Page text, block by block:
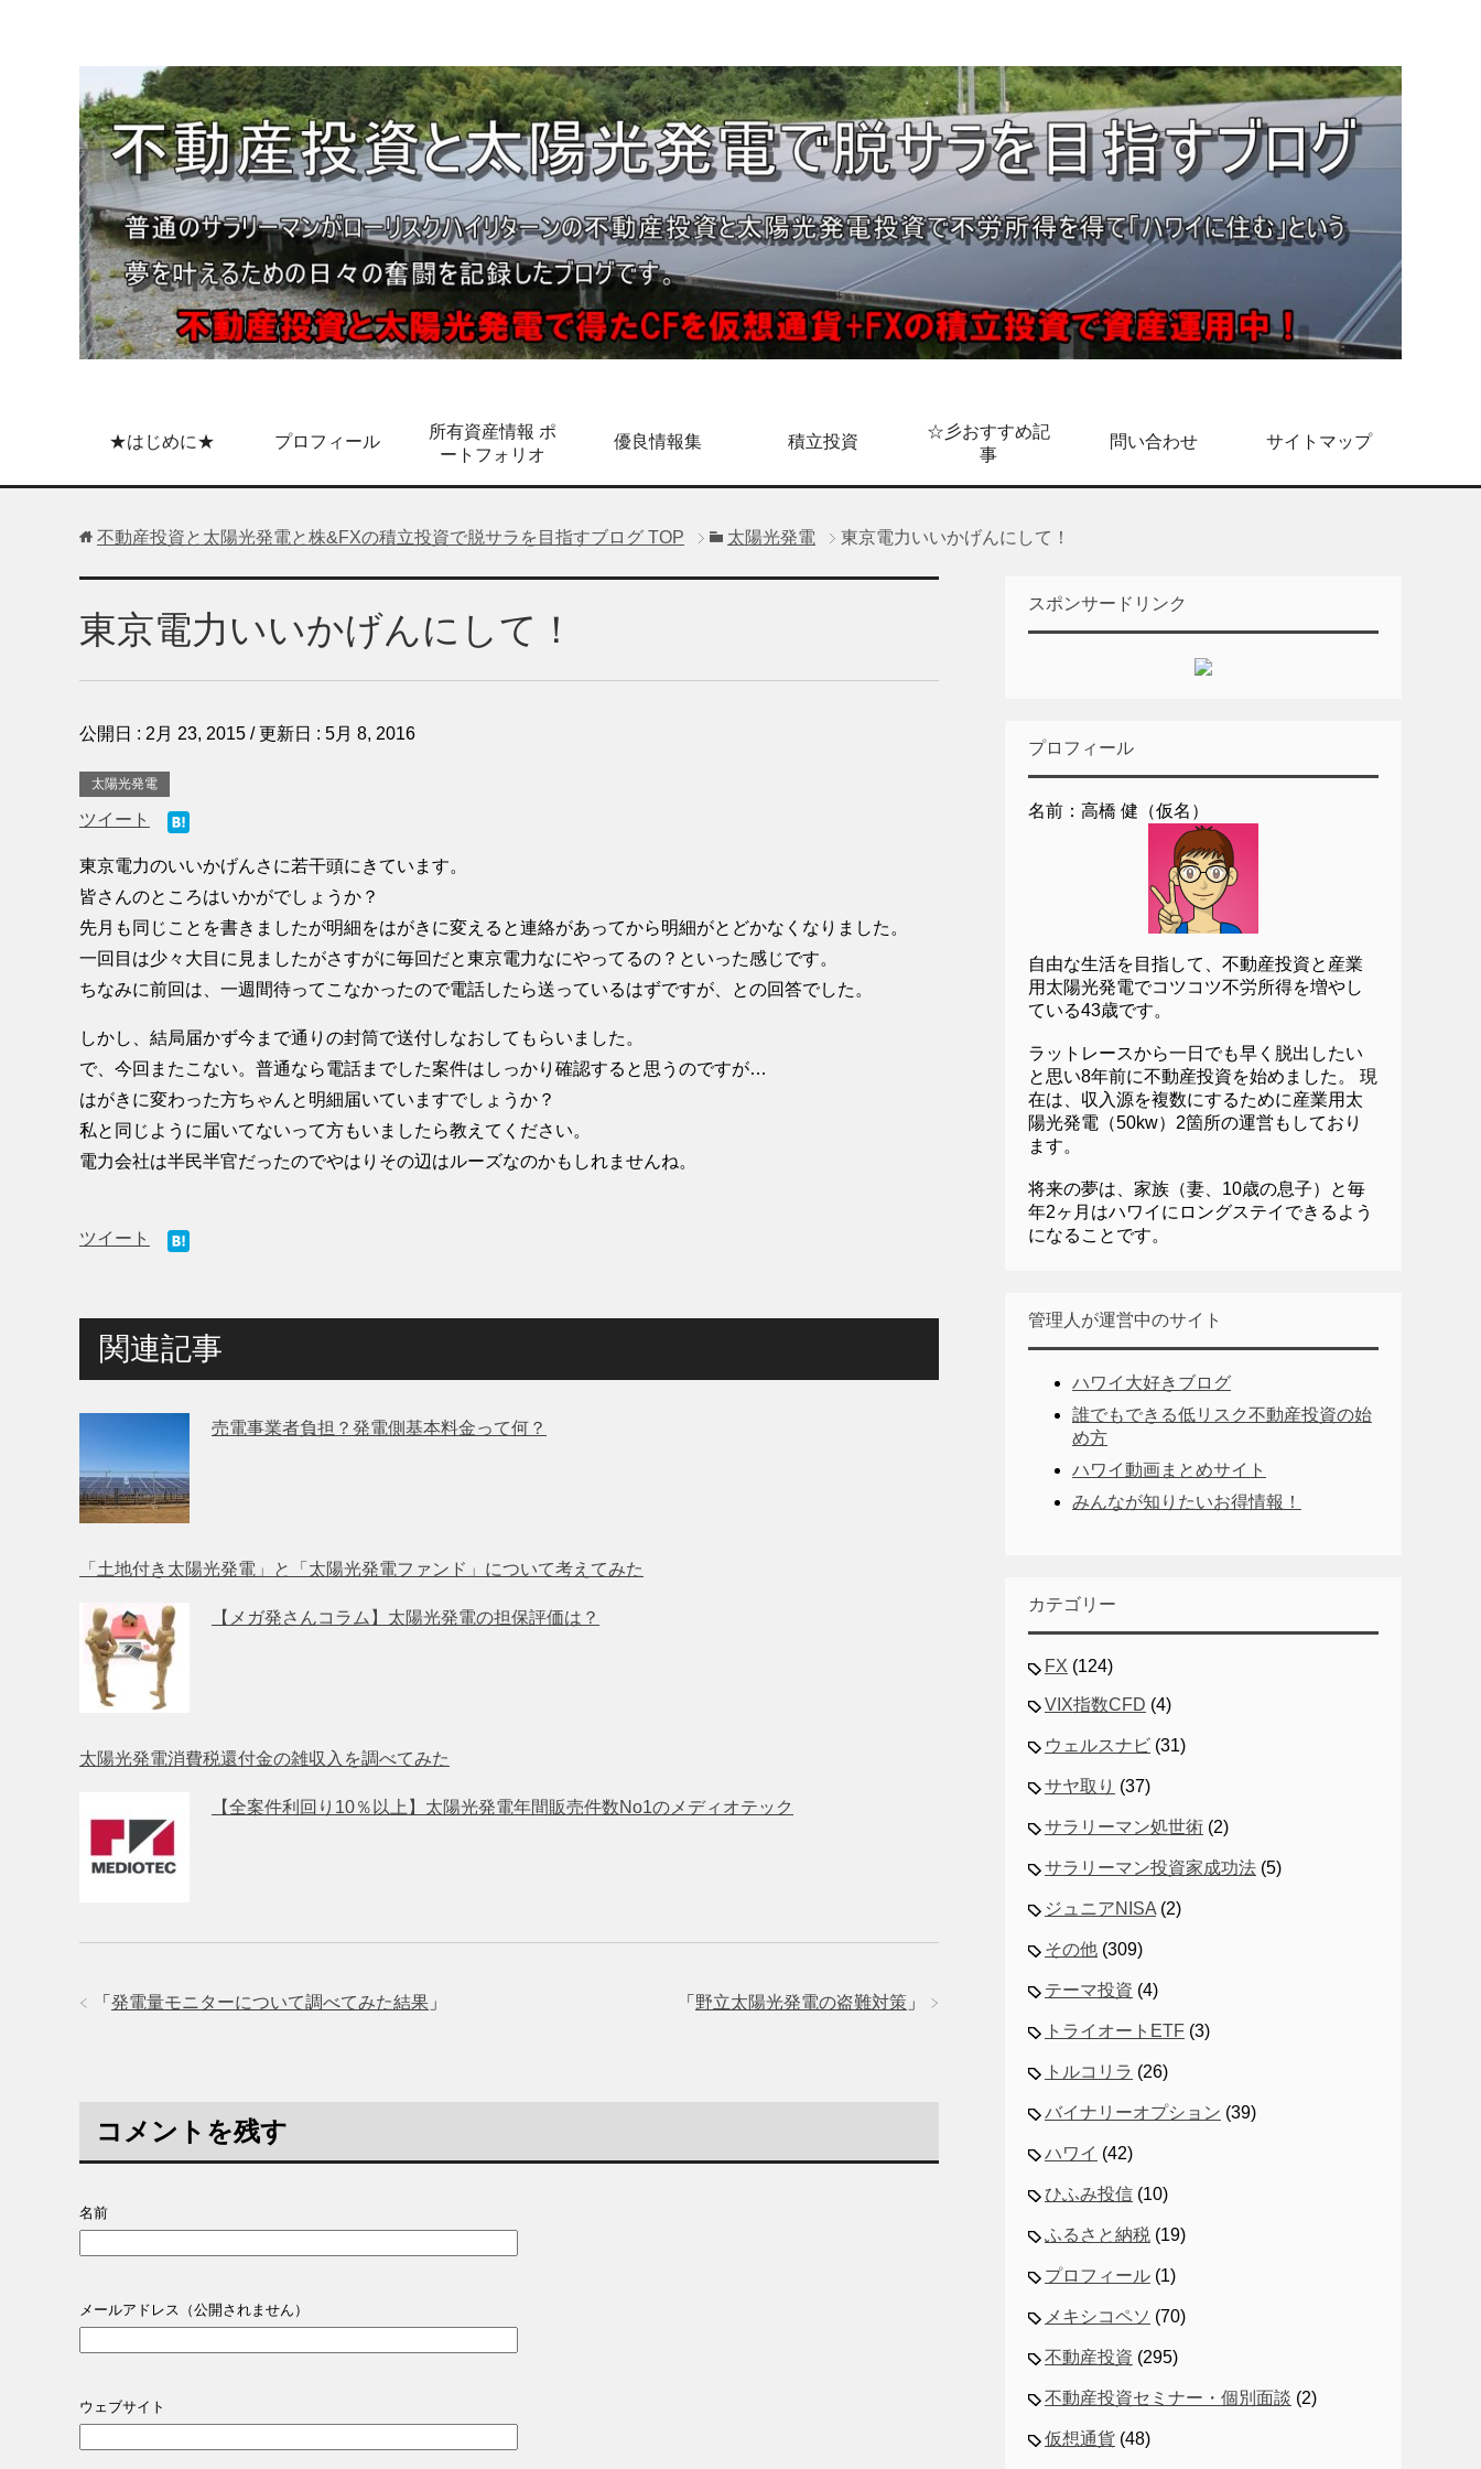
★はじめに★ プロフィール
所有資産情報 ポ
ートフォリオ
優良情報集 積立投資
☆彡おすすめ記
事
問い合わせ サイトマップ
不動産投資と太陽光発電と株&FXの積立投資で脱サラを目指すブログ TOP 太陽光発電 東京電力いいかげんにして！
東京電力いいかげんにして！
公開日 : 2月 23, 2015 / 更新日 : 5月 8, 2016
太陽光発電
ツイート
東京電力のいいかげんさに若干頭にきています。
皆さんのところはいかがでしょうか？
先月も同じことを書きましたが明細をはがきに変えると連絡があってから明細がとどかなくなりました。
一回目は少々大目に見ましたがさすがに毎回だと東京電力なにやってるの？といった感じです。
ちなみに前回は、一週間待ってこなかったので電話したら送っているはずですが、との回答でした。
しかし、結局届かず今まで通りの封筒で送付しなおしてもらいました。
で、今回またこない。普通なら電話までした案件はしっかり確認すると思うのですが…
はがきに変わった方ちゃんと明細届いていますでしょうか？
私と同じように届いてないって方もいましたら教えてください。
電力会社は半民半官だったのでやはりその辺はルーズなのかもしれませんね。
ツイート
関連記事
売電事業者負担？発電側基本料金って何？
「土地付き太陽光発電」と「太陽光発電ファンド」について考えてみた
【メガ発さんコラム】太陽光発電の担保評価は？
太陽光発電消費税還付金の雑収入を調べてみた
【全案件利回り10％以上】太陽光発電年間販売件数No1のメディオテック
「 野立太陽光発電の盗難対策 」
「 発電量モニターについて調べてみた結果 」
コメントを残す
名前
メールアドレス（公開されません）
ウェブサイト
スポンサードリンク
プロフィール
名前：高橋 健（仮名）
自由な生活を目指して、不動産投資と産業
用太陽光発電でコツコツ不労所得を増やし
ている43歳です。
ラットレースから一日でも早く脱出したい
と思い8年前に不動産投資を始めました。 現
在は、収入源を複数にするために産業用太
陽光発電（50kw）2箇所の運営もしており
ます。
将来の夢は、家族（妻、10歳の息子）と毎
年2ヶ月はハワイにロングステイできるよう
になることです。
管理人が運営中のサイト
ハワイ大好きブログ
誰でもできる低リスク不動産投資の始
め方
ハワイ動画まとめサイト
みんなが知りたいお得情報！
カテゴリー
FX (124)
VIX指数CFD (4)
ウェルスナビ (31)
サヤ取り (37)
サラリーマン処世術 (2)
サラリーマン投資家成功法 (5)
ジュニアNISA (2)
その他 (309)
テーマ投資 (4)
トライオートETF (3)
トルコリラ (26)
バイナリーオプション (39)
ハワイ (42)
ひふみ投信 (10)
ふるさと納税 (19)
プロフィール (1)
メキシコペソ (70)
不動産投資 (295)
不動産投資セミナー・個別面談 (2)
仮想通貨 (48)